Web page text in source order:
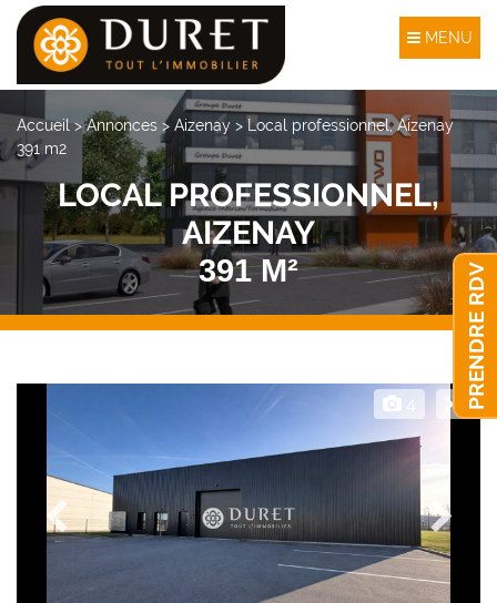
MENU
Accueil>Annonces > Aizenay >Local professionnel, Aizenay
391 m2
LOCAL PROFESSIONNEL,
AIZENAY
391 M²
4 PRENDRE RDV